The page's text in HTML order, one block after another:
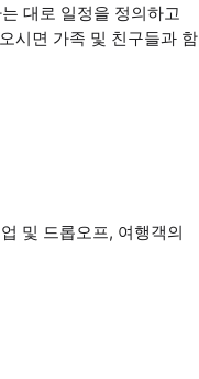
대로 일정을 정의하고
시면 가족 및 친구들과 함
및 드롭오프, 여행객의